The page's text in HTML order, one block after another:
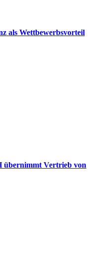
als Wettbewerbsvorteil
übernimmt Vertrieb von